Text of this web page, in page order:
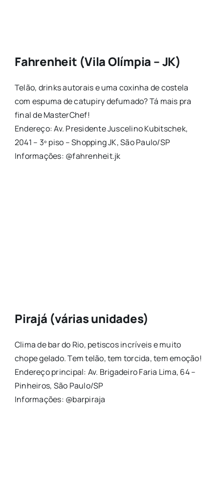
Fahrenheit (Vila Olímpia – JK)
Telão, drinks autorais e uma coxinha de costela
com espuma de catupiry defumado? Tá mais pra
final de MasterChef!
Endereço: Av. Presidente Juscelino Kubitschek,
2041 – 3º piso – Shopping JK, São Paulo/SP
Informações: @fahrenheit.jk
Pirajá (várias unidades)
Clima de bar do Rio, petiscos incríveis e muito
chope gelado. Tem telão, tem torcida, tem emoção!
Endereço principal: Av. Brigadeiro Faria Lima, 64 –
Pinheiros, São Paulo/SP
Informações: @barpiraja